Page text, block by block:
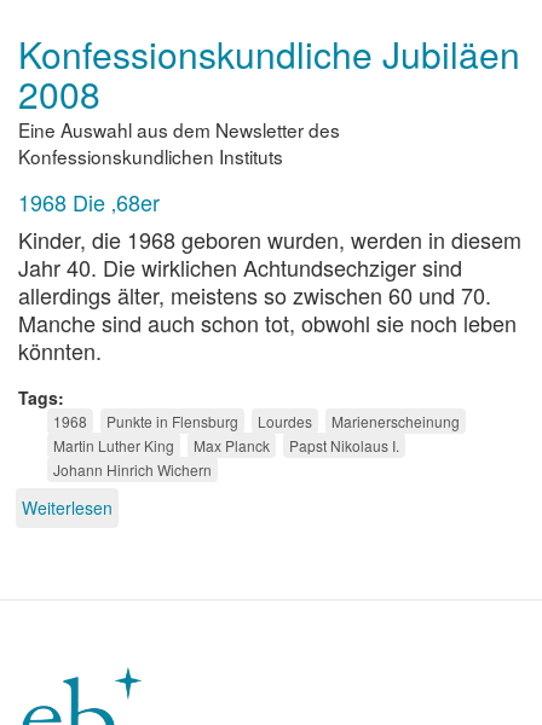
Konfessionskundliche Jubiläen
2008
Eine Auswahl aus dem Newsletter des
Konfessionskundlichen Instituts
1968 Die ‚68er
Kinder, die 1968 geboren wurden, werden in diesem
Jahr 40. Die wirklichen Achtundsechziger sind
allerdings älter, meistens so zwischen 60 und 70.
Manche sind auch schon tot, obwohl sie noch leben
könnten.
Tags
1968 Punkte in Flensburg Lourdes
Marienerscheinung
Martin Luther King
Max Planck
Papst Nikolaus I.
Johann Hinrich Wichern
Weiterlesen